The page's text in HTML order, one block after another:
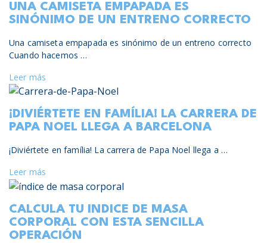
UNA CAMISETA EMPAPADA ES
SINÓNIMO DE UN ENTRENO CORRECTO
Una camiseta empapada es sinónimo de un entreno correcto
Cuando hacemos …
Leer más
¡DIVIÉRTETE EN FAMÍLIA! LA CARRERA DE
PAPA NOEL LLEGA A BARCELONA
¡Diviértete en família! La carrera de Papa Noel llega a …
Leer más
CALCULA TU INDICE DE MASA
CORPORAL CON ESTA SENCILLA
OPERACIÓN